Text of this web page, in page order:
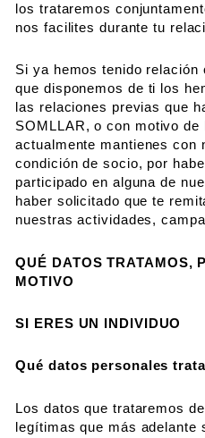
los trataremos
nos facilites durante tu
Si ya hemos tenido relación
que disponemos de ti los
las relaciones previas que
SOMLLAR, o con motivo de
actualmente mantienes con
condición de socio, por
participado en alguna de
haber solicitado que te
nuestras actividades,
QUÉ DATOS TRATAMOS,
MOTIVO
SI ERES UN INDIVIDUO
Qué datos personales
Los datos que trataremos
legítimas que más adelante